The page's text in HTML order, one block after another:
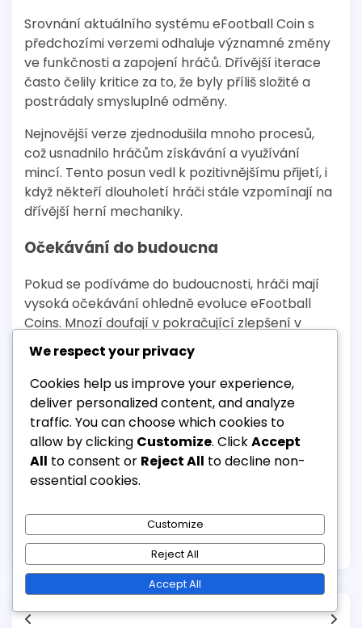
Srovnání aktuálního systému eFootball Coin s
předchozími verzemi odhaluje významné změny
ve funkčnosti a zapojení hráčů. Dřívější iterace
často čelily kritice za to, že byly příliš složité a
postrádaly smysluplné odměny.
Nejnovější verze zjednodušila mnoho procesů,
což usnadnilo hráčům získávání a využívání
mincí. Tento posun vedl k pozitivnějšímu přijetí, i
když někteří dlouholetí hráči stále vzpomínají na
dřívější herní mechaniky.
Očekávání do budoucna
Pokud se podíváme do budoucnosti, hráči mají
vysoká očekávání ohledně evoluce eFootball
Coins. Mnozí doufají v pokračující zlepšení v
oblasti vyvážení a spravedlnosti, stejně jako v
více příležitostech k získávání mincí
prostřednictvím hraní namísto nákupů.
Diskuse v komunitě se často točí kolem
potenciálních nových funkcí, jako jsou vylepšené
obchodní systémy nebo rozmanitější odměny.
Hráči jsou zvědaví, jak vývojáři zareagují na
průběžnou zpětnou vazbu a přizpůsobí systém
mincí, aby vyhovoval jejich potřebám.
Posted inMěsíční bonusy za Match Pass
Post
We respect your privacy
Cookies help us improve your experience,
deliver personalized content, and analyze
traffic. You can choose which cookies to
allow by clicking Customize. ClickAccept
All to consent or Reject All to decline non-
essential cookies.
Customize
Reject All
Accept All